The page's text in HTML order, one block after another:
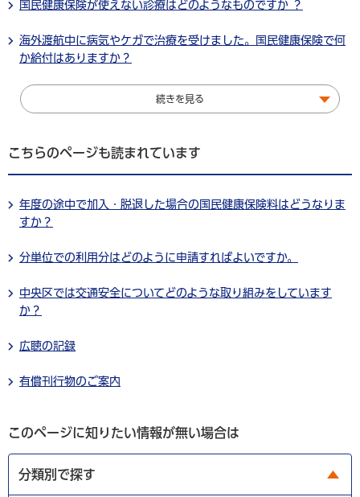
国民健康保険が使えない診療はどのようなものですか ？
海外渡航中に病気やケガで治療を受けました。国民健康保険で何
か給付はありますか？
続きを見る
こちらのページも読まれています
年度の途中で加入・脱退した場合の国民健康保険料はどうなりま
すか？
分単位での利用分はどのように申請すればよいですか。
中央区では交通安全についてどのような取り組みをしています
か？
広聴の記録
有償刊行物のご案内
このページに知りたい情報が無い場合は
分類別で探す